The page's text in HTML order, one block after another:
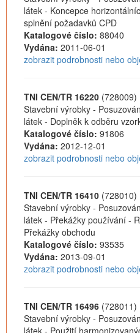
látek - Koncepce
splnění požadavků CPD
Katalogové číslo: 88040
Vydána: 2011-06-01
zobrazit podrobnosti nebo
TNI CEN/TR 16220 (728009)
Stavební výrobky -
látek - Doplněk k odběru
Katalogové číslo: 91806
Vydána: 2012-12-01
zobrazit podrobnosti nebo
TNI CEN/TR 16410 (728010)
Stavební výrobky -
látek - Překážky používání -
Překážky obchodu
Katalogové číslo: 93535
Vydána: 2013-09-01
zobrazit podrobnosti nebo
TNI CEN/TR 16496 (728011)
Stavební výrobky -
látek - Použití